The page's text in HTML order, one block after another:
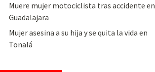
Muere mujer motociclista tras accidente en
Guadalajara
Mujer asesina a su hija y se quita la vida en
Tonalá